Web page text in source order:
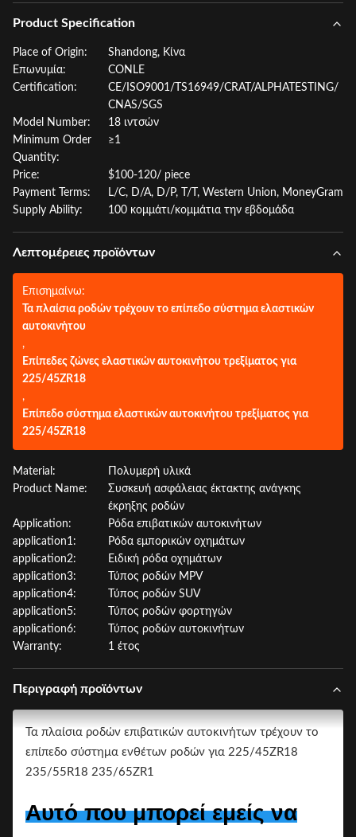
Product Specification
Place of Origin:
Shandong, Κίνα
Επωνυμία:
CONLE
Certification:
CE/ISO9001/TS16949/CRAT/ALPHATESTING/
CNAS/SGS
Model Number:
18 ιντσών
Minimum Order
Quantity:
≥1
Price:
$100-120/ piece
Payment Terms:
L/C, D/A, D/P, T/T, Western Union, MoneyGram
Supply Ability:
100 κομμάτι/κομμάτια την εβδομάδα
Λεπτομέρειες προϊόντων
Επισημαίνω:
Τα πλαίσια ροδών τρέχουν το επίπεδο σύστημα ελαστικών
αυτοκινήτου
,
Επίπεδες ζώνες ελαστικών αυτοκινήτου τρεξίματος για
225/45ZR18
,
Επίπεδο σύστημα ελαστικών αυτοκινήτου τρεξίματος για
225/45ZR18
Material:
Πολυμερή υλικά
Product Name:
Συσκευή ασφάλειας έκτακτης ανάγκης
έκρηξης ροδών
Application:
Ρόδα επιβατικών αυτοκινήτων
application1:
Ρόδα εμπορικών οχημάτων
application2:
Ειδική ρόδα οχημάτων
application3:
Τύπος ροδών MPV
application4:
Τύπος ροδών SUV
application5:
Τύπος ροδών φορτηγών
application6:
Τύπος ροδών αυτοκινήτων
Warranty:
1 έτος
Περιγραφή προϊόντων
Τα πλαίσια ροδών επιβατικών αυτοκινήτων τρέχουν το
επίπεδο σύστημα ενθέτων ροδών για 225/45ZR18
235/55R18 235/65ZR1
Αυτό που μπορεί εμείς να